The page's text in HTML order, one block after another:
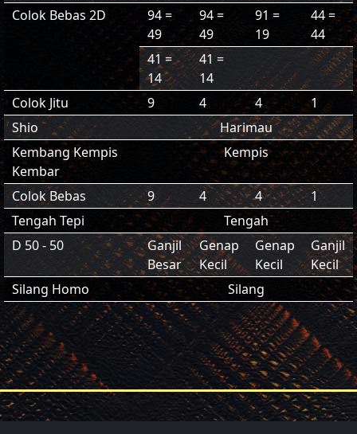
Colok Bebas 2D
94 =
49
94 =
49
91 =
19
44 =
44
41 =
14
41 =
14
Colok Jitu
9 4 4
1
Shio
Harimau
Kembang Kempis
Kembar
Kempis
Colok Bebas 9 4 4
1
Tengah Tepi
Tengah
D 50 - 50
Ganjil
Besar
Genap
Kecil
Genap
Kecil
Ganjil
Kecil
Silang Homo
Silang